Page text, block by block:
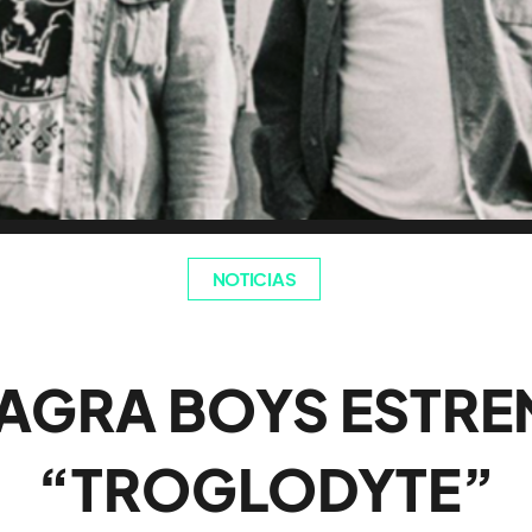
NOTICIAS
BOYS
“TROGLODYTE”